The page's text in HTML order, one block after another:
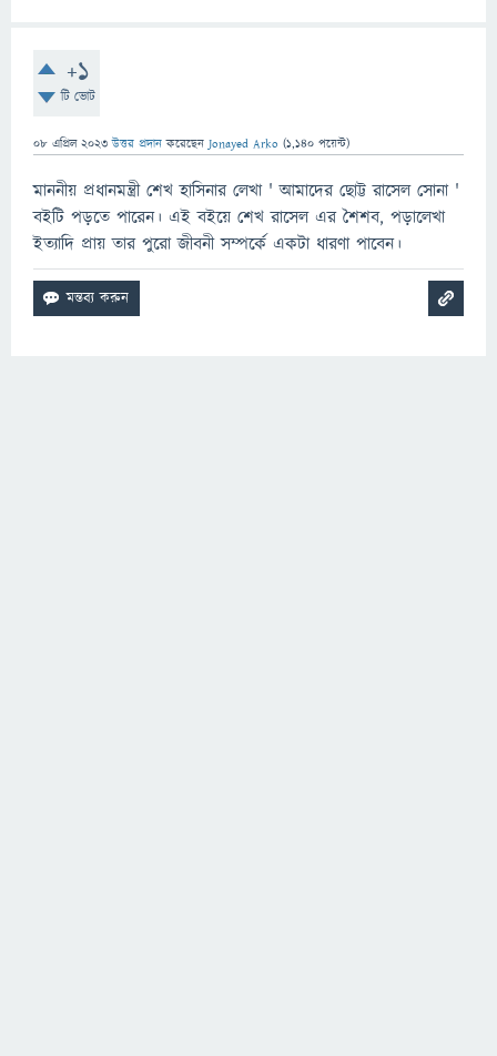
+1
টি ভোট
08 এপ্রিল 2023 উত্তর প্রদান করেছেনJonayed Arko (1,140 পয়েন্ট)
মাননীয় প্রধানমন্ত্রী শেখ হাসিনার লেখা ' আমাদের ছোট্ট রাসেল সোনা '
বইটি পড়তে পারেন। এই বইয়ে শেখ রাসেল এর শৈশব, পড়ালেখা
ইত্যাদি প্রায় তার পুরো জীবনী সম্পর্কে একটা ধারণা পাবেন।